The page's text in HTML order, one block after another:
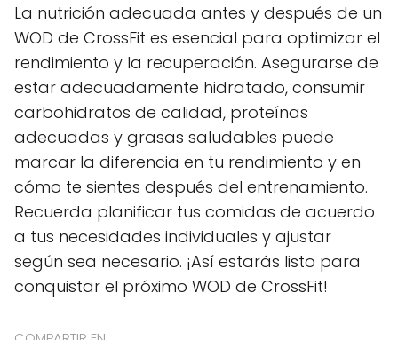
La nutrición adecuada antes y después de un
WOD de CrossFit es esencial para optimizar el
rendimiento y la recuperación. Asegurarse de
estar adecuadamente hidratado, consumir
carbohidratos de calidad, proteínas
adecuadas y grasas saludables puede
marcar la diferencia en tu rendimiento y en
cómo te sientes después del entrenamiento.
Recuerda planificar tus comidas de acuerdo
a tus necesidades individuales y ajustar
según sea necesario. ¡Así estarás listo para
conquistar el próximo WOD de CrossFit!